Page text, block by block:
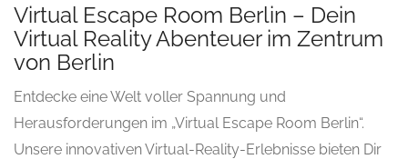
Virtual Escape Room Berlin – Dein
Virtual Reality Abenteuer im Zentrum
von Berlin
Entdecke eine Welt voller Spannung und
Herausforderungen im „Virtual Escape Room Berlin“.
Unsere innovativen Virtual-Reality-Erlebnisse bieten Dir